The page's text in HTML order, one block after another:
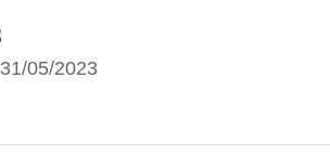
05/2023